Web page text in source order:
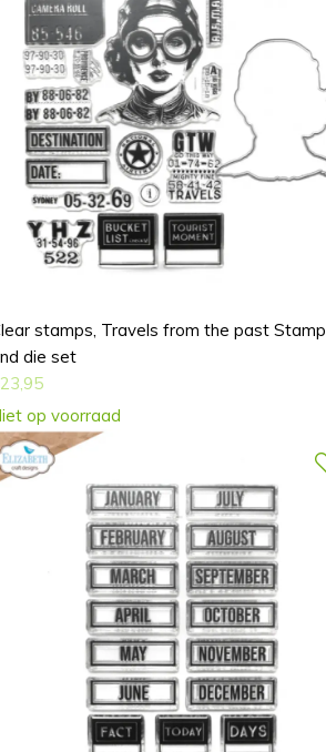
stamps, Travels from the past Stamp
die set
23,95
op voorraad